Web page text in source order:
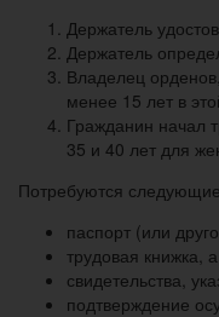
Держатель
Держатель
Владелец
менее 15 лет в
Гражданин начал
35 и 40 лет для
Потребуются
паспорт (или
трудовая книжка,
свидетельства,
подтверждение